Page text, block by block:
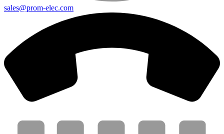
sales@prom-elec.com